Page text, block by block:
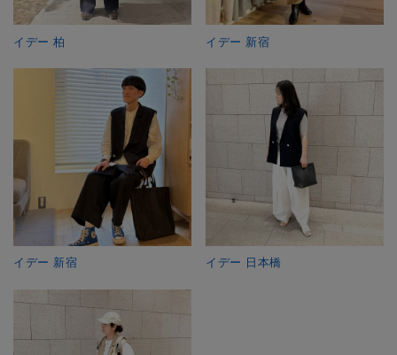
イデー 柏 イデー 新宿
イデー 新宿 イデー 日本橋